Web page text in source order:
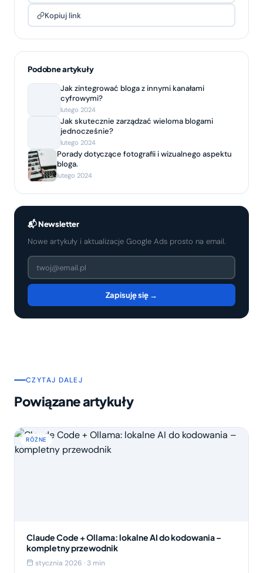
Kopiuj link
Podobne artykuły
Jak zintegrować bloga z innymi kanałami
cyfrowymi?
lutego 2024
Jak skutecznie zarządzać wieloma blogami
jednocześnie?
lutego 2024
Porady dotyczące fotografii i wizualnego aspektu
bloga.
lutego 2024
📬 Newsletter
Nowe artykuły i aktualizacje Google Ads prosto na email.
Zapisuję się →
CZYTAJ DALEJ
Powiązane artykuły
RÓŻNE
Claude Code + Ollama: lokalne AI do kodowania –
kompletny przewodnik
stycznia 2026 · 3 min